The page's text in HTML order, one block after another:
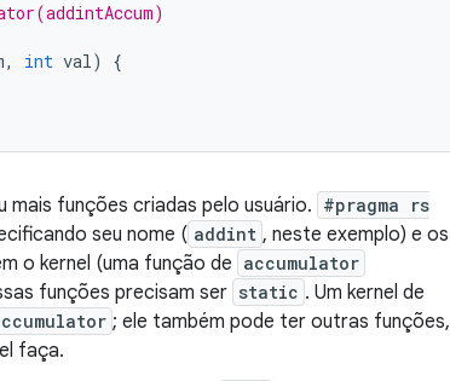
, int val)
{
mais funções criadas pelo usuário. #pragma rs
seu nome ( addint , neste exemplo) e os
o kernel (uma função de accumulator
funções precisam ser static . Um kernel de
; ele também pode ter outras funções,
faça.